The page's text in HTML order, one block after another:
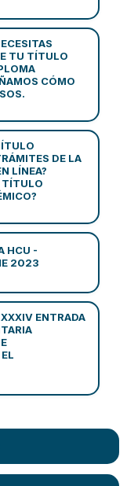
TU TÍTULO
CÓMO
DE LA
LÍNEA?
TÍTULO
HCU -
2023
ENTRADA